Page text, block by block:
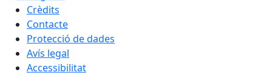
Crèdits
Contacte
Protecció de dades
Avís legal
Accessibilitat